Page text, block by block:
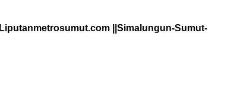
Liputanmetrosumut.com ||Simalungun-Sumut-